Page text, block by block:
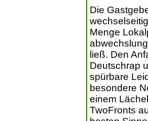
Die
Menge
ließ. Den
Deutschrap
spürbare
besondere
einem
TwoFronts